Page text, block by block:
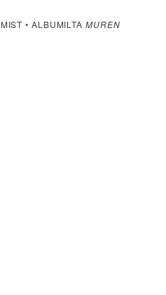
• ALBUMILTA MUREN